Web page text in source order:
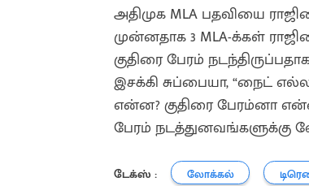
அதிமுக MLA பதவியை
முன்னதாக 3 MLA-க்கள்
குதிரை பேரம்
இசக்கி சுப்பையா, “நைட்
என்ன? குதிரை பேரம்னா
பேரம் நடத்துனவங்களுக்கு
டேக்ஸ் : லோக்கல்